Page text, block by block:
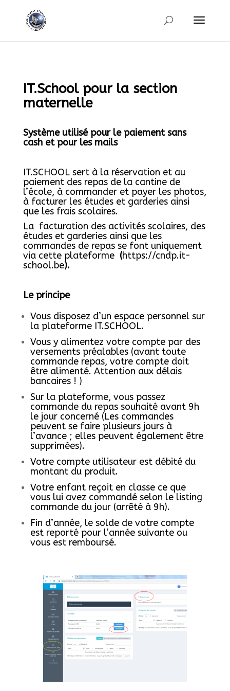
IT.School pour la section
maternelle
Système utilisé pour le paiement sans
cash et pour les mails
IT.SCHOOL sert à la réservation et au
paiement des repas de la cantine de
l’école, à commander et payer les photos,
à facturer les études et garderies ainsi
que les frais scolaires.
La facturation des activités scolaires, des
études et garderies ainsi que les
commandes de repas se font uniquement
via cette plateforme (https://cndp.it-
school.be).
Le principe
Vous disposez d’un espace personnel sur
la plateforme IT.SCHOOL.
Vous y alimentez votre compte par des
versements préalables (avant toute
commande repas, votre compte doit
être alimenté. Attention aux délais
bancaires ! )
Sur la plateforme, vous passez
commande du repas souhaité avant 9h
le jour concerné (Les commandes
peuvent se faire plusieurs jours à
l’avance ; elles peuvent également être
supprimées).
Votre compte utilisateur est débité du
montant du produit.
Votre enfant reçoit en classe ce que
vous lui avez commandé selon le listing
commande du jour (arrêté à 9h).
Fin d’année, le solde de votre compte
est reporté pour l’année suivante ou
vous est remboursé.